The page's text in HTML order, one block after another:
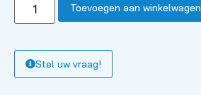
Toevoegen aan winkelwagen
Stel uw vraag!